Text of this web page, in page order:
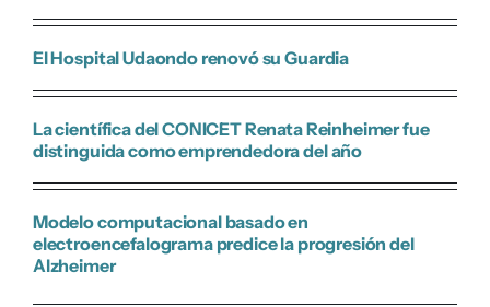
El Hospital Udaondo renovó su Guardia
La científica del CONICET Renata Reinheimer fue
distinguida como emprendedora del año
Modelo computacional basado en
electroencefalograma predice la progresión del
Alzheimer